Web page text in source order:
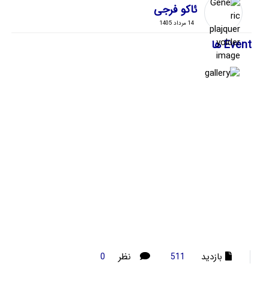
ئاکو فرجی
14 مرداد 1405
Event ها
بازدید 511 نظر 0